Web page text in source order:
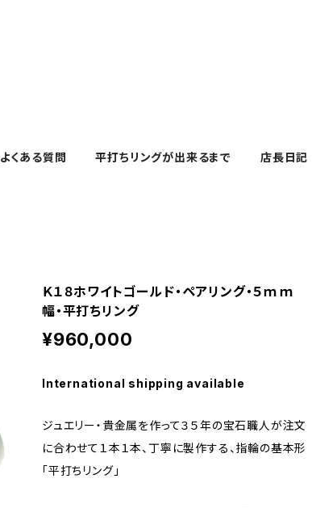
よくある質問 平打ちリングが出来るまで 店長日記
Ｋ１８ホワイトゴールド・ペアリング・５ｍｍ
幅・平打ちリング
¥960,000
International shipping available
ジュエリー・貴金属を作って３５年の宝石職人が注文
に合わせて１本１本、丁寧に製作する、指輪の基本形
「平打ちリング」